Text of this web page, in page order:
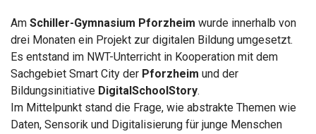
Am Schiller-Gymnasium Pforzheim wurde innerhalb von
drei Monaten ein Projekt zur digitalen Bildung umgesetzt.
Es entstand im NWT-Unterricht in Kooperation mit dem
Sachgebiet Smart City der Pforzheim und der
Bildungsinitiative DigitalSchoolStory.
Im Mittelpunkt stand die Frage, wie abstrakte Themen wie
Daten, Sensorik und Digitalisierung für junge Menschen